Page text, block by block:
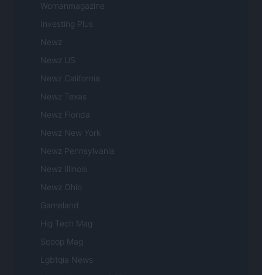
Womanmagazine
Investing Plus
Newz
Newz US
Newz California
Newz Texas
Newz Florida
Newz New York
Newz Pennsylvania
Newz Illinois
Newz Ohio
Gameland
Hig Tech Mag
Scoop Mag
Lgbtqia News